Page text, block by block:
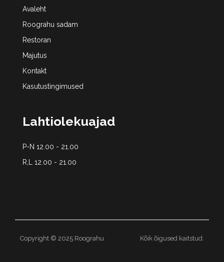
Avaleht
Roograhu sadam
Restoran
Majutus
Kontakt
Kasutustingimused
Lahtiolekuajad
P-N 12.00 - 21.00
R,L 12.00 - 21.00
Copyright © 2025 Roograhu Kõik õigused kaitstud.